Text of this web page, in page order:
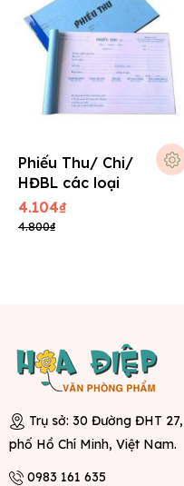
Phiếu Thu/ Chi/
HĐBL các loại
4.104₫
4.800₫
Trụ sở: 30 Đường ĐHT
phố Hồ Chí Minh, Việt Nam.
0983 161 635